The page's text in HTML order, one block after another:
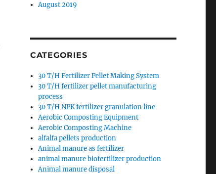
August 2019
CATEGORIES
30 T/H Fertilizer Pellet Making System
30 T/H fertilizer pellet manufacturing
process
30 T/H NPK fertilizer granulation line
Aerobic Composting Equipment
Aerobic Composting Machine
alfalfa pellets production
Animal manure as fertilizer
animal manure biofertilizer production
Animal manure disposal